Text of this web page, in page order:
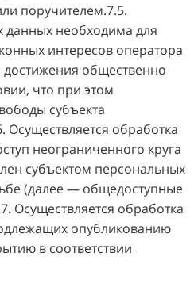
поручителем.7.5.
данных необходима для
интересов оператора
достижения общественно
что при этом
субъекта
обработка
неограниченного круга
субъектом персональных
(далее — общедоступные
Осуществляется обработка
опубликованию
в соответствии